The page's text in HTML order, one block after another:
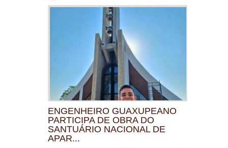
ENGENHEIRO GUAXUPEANO
PARTICIPA DE OBRA DO
SANTUÁRIO NACIONAL DE
APAR...